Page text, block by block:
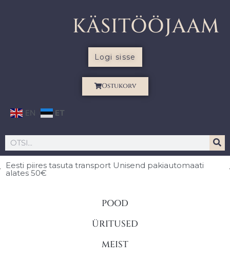
KÄSITÖÖJAAM
Logi sisse
Ostukorv
EN ET
Eesti piires tasuta transport Unisend pakiautomaati
alates 50€
POOD
ÜRITUSED
MEIST